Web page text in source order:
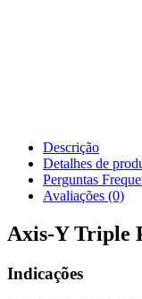
Descrição
Detalhes de
Perguntas
Avaliações (0)
Axis-Y Triple
Indicações